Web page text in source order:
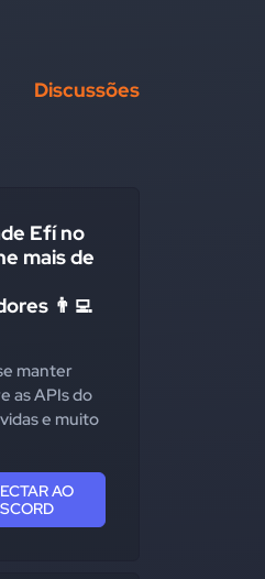
Discussões
Efí no
mais de
👨‍💻
manter
as APIs do
e muito
AO